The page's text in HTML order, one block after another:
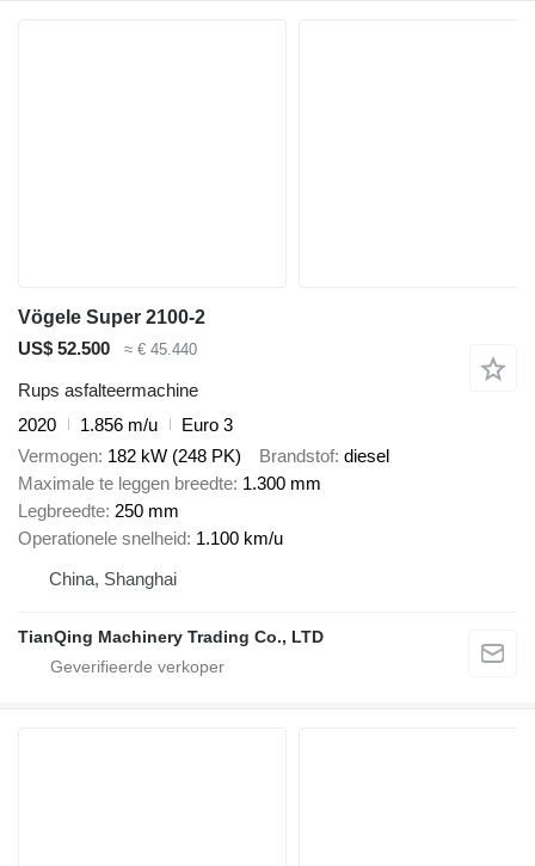
Vögele Super 2100-2
US$ 52.500
≈ € 45.440
Rups asfalteermachine
2020
1.856 m/u
Euro 3
Vermogen 182 kW (248 PK) Brandstof diesel
Maximale te leggen breedte 1.300 mm
Legbreedte 250 mm
Operationele snelheid 1.100 km/u
China, Shanghai
TianQing Machinery Trading Co., LTD